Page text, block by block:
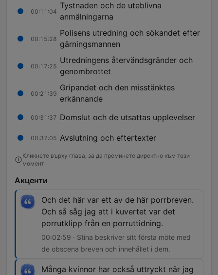
00:11:04
Tystnaden och de uteblivna
anmälningarna
00:15:28
Polisens utredning och sökandet efter
gärningsmannen
00:17:25
Utredningens återvändsgränder och
genombrottet
00:21:39
Gripandet och den misstänktes
erkännande
00:31:37 Domslut och de utsattas upplevelser
00:37:05 Avslutning och eftertexter
Кликнете върху глава, за да преминете директно към този
момент
Акценти
Och det här var ett av de här porrbreven.
Och så såg jag att i kuvertet var det
porrutklipp från en porruttidning.
00:02:59 · Stina beskriver sitt första möte med
de obscena breven och innehållet i dem.
Många kvinnor har också uttryckt när jag